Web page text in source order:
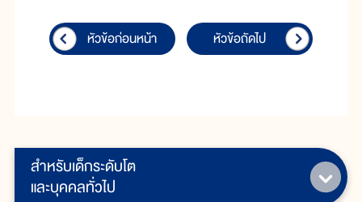
สำหรับเด็กระดับโต
และบุคคลทั่วไป
หัวข้อก่อนหน้า หัวข้อถัดไป